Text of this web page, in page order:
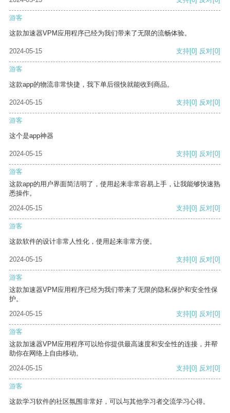
游客
这款加速器VPM应用程序已经为我们带来了无限的流畅体验。
2024-05-15 支持[0] 反对[0]
游客
这款app的物流非常快捷，我下单后很快就能收到商品。
2024-05-15 支持[0] 反对[0]
游客
这个是app神器
2024-05-15 支持[0] 反对[0]
游客
这款app的用户界面简洁明了，使用起来非常容易上手，让我能够快速熟
悉操作。
2024-05-15
支持[0] 反对[0]
游客
这款软件的设计非常人性化，使用起来非常方便。
2024-05-15 支持[0] 反对[0]
游客
这款加速器VPM应用程序已经为我们带来了无限的隐私保护和安全性保
护。
2024-05-15
支持[0] 反对[0]
游客
这款加速器VPM应用程序可以给你提供最高速度和安全性的连接，并帮
助你在网络上自由移动。
2024-05-15
支持[0] 反对[0]
游客
这款学习软件的社区氛围非常好，可以与其他学习者交流学习心得。